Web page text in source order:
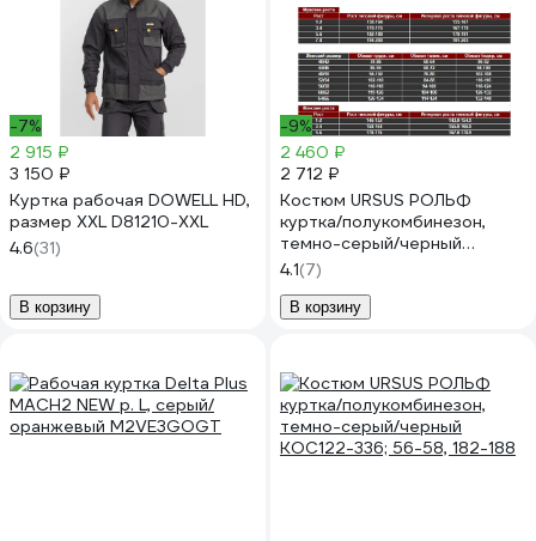
-7%
2 915 ₽
3 150 ₽
Куртка рабочая DOWELL HD,
размер XXL D81210-XXL
4.6(31)
В корзину
-9%
2 460 ₽
2 712 ₽
Костюм URSUS РОЛЬФ
куртка/полукомбинезон,
темно-серый/черный
КОС122-336; 52-54, 170-176
4.1(7)
В корзину